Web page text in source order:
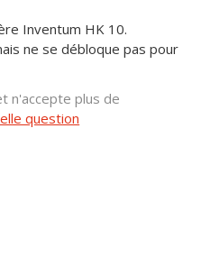
Inventum HK 10.
ne se débloque pas pour
n'accepte plus de
question